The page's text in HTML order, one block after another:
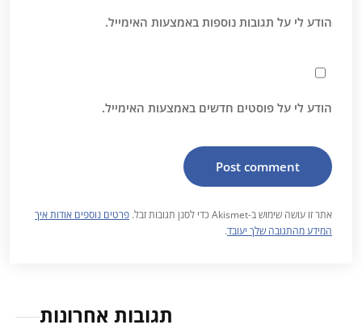
הודע לי על תגובות נוספות באמצעות האימייל.
הודע לי על פוסטים חדשים באמצעות האימייל.
אתר זו עושה שימוש ב-Akismet כדי לסנן תגובות זבל.
פרטים נוספים אודות איך
המידע מהתגובה שלך יעובד.
תגובות אחרונות